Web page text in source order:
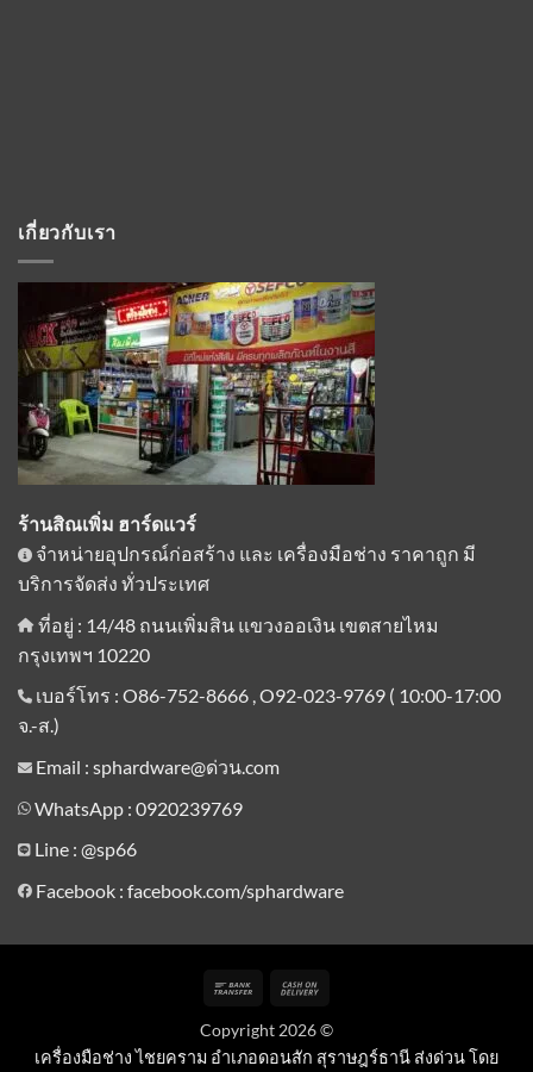
เกี่ยวกับเรา
ร้านสิณเพิ่ม ฮาร์ดแวร์
จำหน่ายอุปกรณ์ก่อสร้าง และ เครื่องมือช่าง ราคาถูก มี
บริการจัดส่ง ทั่วประเทศ
ที่อยู่ : 14/48 ถนนเพิ่มสิน แขวงออเงิน เขตสายไหม
กรุงเทพฯ 10220
เบอร์โทร : O86-752-8666 , O92-023-9769 ( 10:00-17:00
จ.-ส.)
Email : sphardware@ด่วน.com
WhatsApp : 0920239769
Line : @sp66
Facebook : facebook.com/sphardware
Bank
Delivery
Copyright 2026 ©
เครื่องมือช่าง ไชยคราม อำเภอดอนสัก สุราษฎร์ธานี ส่งด่วน โดย